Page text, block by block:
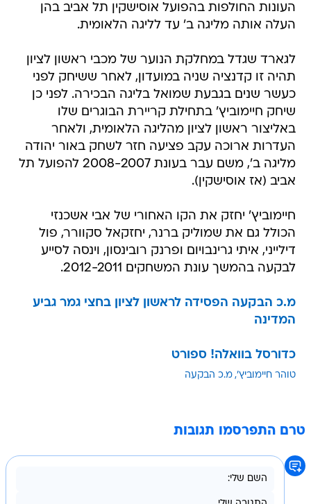
העונות החולפות בהפועל אוסישקין תל אביב בהן
העלה אותה מליגה ב' עד לליגה הלאומית.
לגארד שגדל במחלקת הנוער של מכבי ראשון לציון
תהיה זו קדנציה שניה במועדון, לאחר ששיחק לפני
כעשר שנים בגבעת שמואל בליגה הבכירה. לפני כן
שיחק חיימוביץ' בתחילת קריירת הבוגרים שלו
באליצור ראשון לציון מהליגה הלאומית, ולאחר
העדרות ארוכה עקב פציעה חזר לשחק באור יהודה
מליגה ב', משם עבר בעונת 2008-2007 להפועל תל
אביב (אז אוסישקין).
חיימוביץ' יחזק את הקו האחורי של אבי אשכנזי
הכולל גם את שמוליק ברנר, יחזקאל סקוורר, פול
דילייני, איתי גרינבויום ופרנק רובינסון, וינסה לסייע
לבקעה בהמשך עונת המשחקים 2012-2011.
מ.כ הבקעה הפסידה לראשון לציון בחצי גמר גביע
המדינה
כדורסל בוואלה! ספורט
טוהר חיימוביץ' מ.כ הבקעה
טרם התפרסמו תגובות